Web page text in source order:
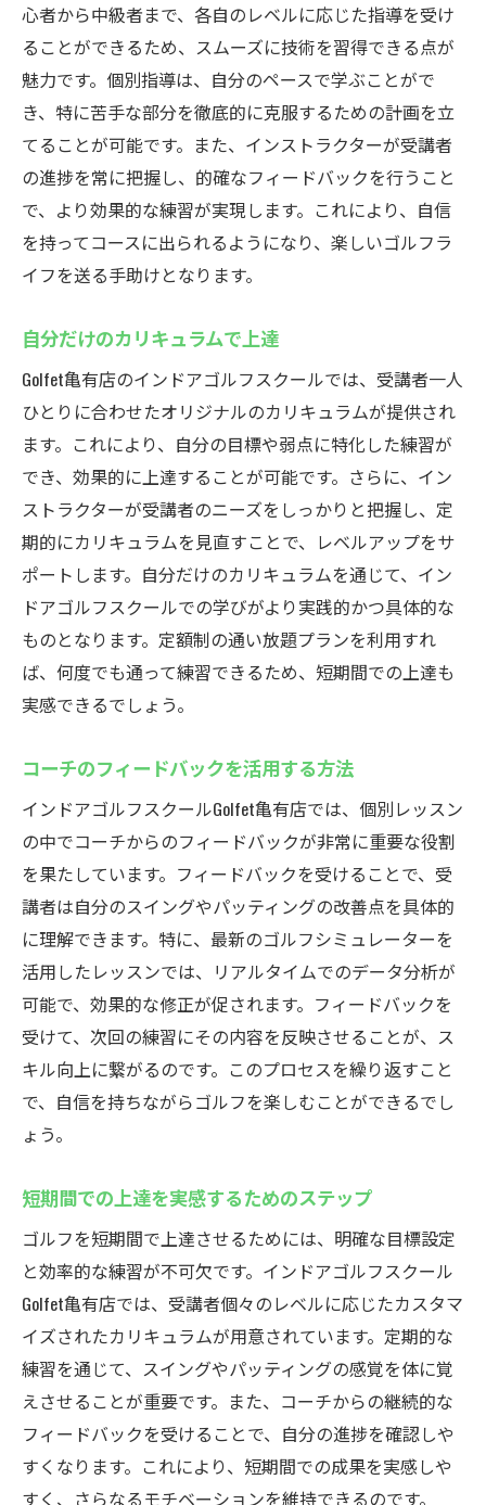
心者から中級者まで、各自のレベルに応じた指導を受け
ることができるため、スムーズに技術を習得できる点が
魅力です。個別指導は、自分のペースで学ぶことがで
き、特に苦手な部分を徹底的に克服するための計画を立
てることが可能です。また、インストラクターが受講者
の進捗を常に把握し、的確なフィードバックを行うこと
で、より効果的な練習が実現します。これにより、自信
を持ってコースに出られるようになり、楽しいゴルフラ
イフを送る手助けとなります。
自分だけのカリキュラムで上達
Golfet亀有店のインドアゴルフスクールでは、受講者一人
ひとりに合わせたオリジナルのカリキュラムが提供され
ます。これにより、自分の目標や弱点に特化した練習が
でき、効果的に上達することが可能です。さらに、イン
ストラクターが受講者のニーズをしっかりと把握し、定
期的にカリキュラムを見直すことで、レベルアップをサ
ポートします。自分だけのカリキュラムを通じて、イン
ドアゴルフスクールでの学びがより実践的かつ具体的な
ものとなります。定額制の通い放題プランを利用すれ
ば、何度でも通って練習できるため、短期間での上達も
実感できるでしょう。
コーチのフィードバックを活用する方法
インドアゴルフスクールGolfet亀有店では、個別レッスン
の中でコーチからのフィードバックが非常に重要な役割
を果たしています。フィードバックを受けることで、受
講者は自分のスイングやパッティングの改善点を具体的
に理解できます。特に、最新のゴルフシミュレーターを
活用したレッスンでは、リアルタイムでのデータ分析が
可能で、効果的な修正が促されます。フィードバックを
受けて、次回の練習にその内容を反映させることが、ス
キル向上に繋がるのです。このプロセスを繰り返すこと
で、自信を持ちながらゴルフを楽しむことができるでし
ょう。
短期間での上達を実感するためのステップ
ゴルフを短期間で上達させるためには、明確な目標設定
と効率的な練習が不可欠です。インドアゴルフスクール
Golfet亀有店では、受講者個々のレベルに応じたカスタマ
イズされたカリキュラムが用意されています。定期的な
練習を通じて、スイングやパッティングの感覚を体に覚
えさせることが重要です。また、コーチからの継続的な
フィードバックを受けることで、自分の進捗を確認しや
すくなります。これにより、短期間での成果を実感しや
すく、さらなるモチベーションを維持できるのです。